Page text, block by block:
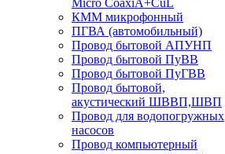
Micro CoaxiA+CuL
КММ микрофонный
ПГВА (автомобильный)
Провод бытовой АПУНП
Провод бытовой ПуВВ
Провод бытовой ПуГВВ
Провод бытовой,
акустический ШВВП,ШВП
Провод для водопогружных
насосов
Провод компьютерный